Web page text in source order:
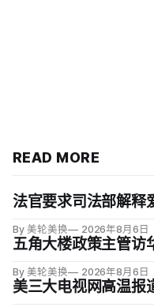
READ MORE
法官要求司法部解释
By 美轮美换 2026年8月6日
五角大楼政策主管访
By 美轮美换 2026年8月6日
美三大电视网高温报